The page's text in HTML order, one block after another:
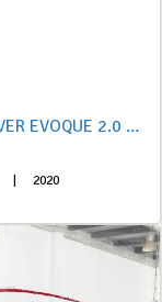
Land Rover Range Rover Evoque LAND ROVER EVOQUE 2.0 D150 R-DYNAMIC S AUTO 4WD 5P
2020